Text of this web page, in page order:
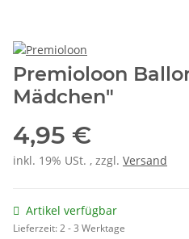
Premioloon
Mädchen"
4,95 €
inkl. 19% USt. , zzgl. Versand
Artikel verfügbar
Lieferzeit:2 - 3 Werktage